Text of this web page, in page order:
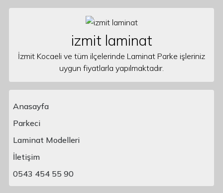
izmit laminat
İzmit Kocaeli ve tüm ilçelerinde Laminat Parke işleriniz
uygun fiyatlarla yapılmaktadır.
Main Navigation
Anasayfa
Parkeci
Laminat Modelleri
İletişim
0543 454 55 90